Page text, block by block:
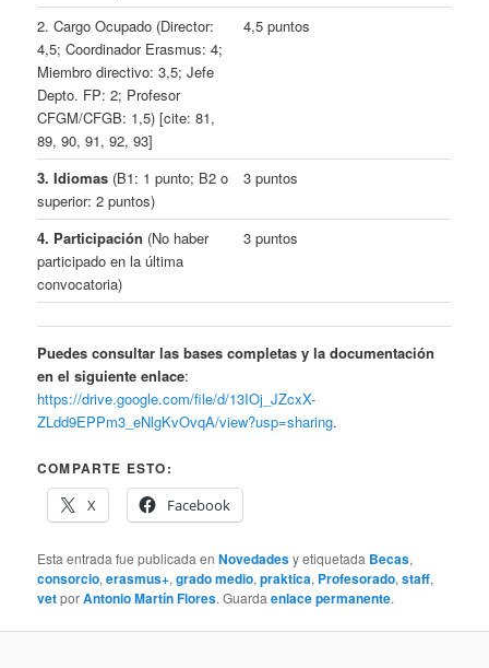
2. Cargo Ocupado (Director:
4,5; Coordinador Erasmus: 4;
Miembro directivo: 3,5; Jefe
Depto. FP: 2; Profesor
CFGM/CFGB: 1,5) [cite: 81,
89, 90, 91, 92, 93]
4,5 puntos
3. Idiomas (B1: 1 punto; B2 o
superior: 2 puntos)
3 puntos
4. Participación (No haber
participado en la última
convocatoria)
3 puntos
Puedes consultar las bases completas y la documentación
en el siguiente enlace:
https://drive.google.com/file/d/13IOj_JZcxX-
ZLdd9EPPm3_eNlgKvOvqA/view?usp=sharing.
COMPARTE ESTO:
X
Facebook
Esta entrada fue publicada enNovedadesy etiquetada Becas,
consorcio,erasmus+,grado medio,praktica, Profesorado,staff,
vetporAntonio Martín Flores. Guardaenlace permanente.